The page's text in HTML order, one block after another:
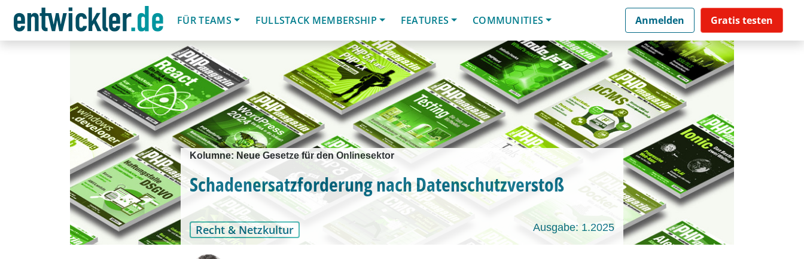
FÜR TEAMS
FULLSTACK MEMBERSHIP FEATURES COMMUNITIES Anmelden Gratis testen
Kolumne: Neue Gesetze für den Onlinesektor
Schadenersatzforderung nach Datenschutzverstoß
Recht & Netzkultur Ausgabe: 1.2025